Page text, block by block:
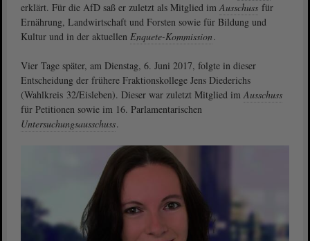
erklärt. Für die AfD saß er zuletzt als Mitglied imAusschuss für
Ernährung, Landwirtschaft und Forsten sowie für Bildung und
Kultur und in der aktuellen Enquete-Kommission.
Vier Tage später, am Dienstag, 6. Juni 2017, folgte in dieser
Entscheidung der frühere Fraktionskollege Jens Diederichs
(Wahlkreis 32/Eisleben). Dieser war zuletzt Mitglied imAusschuss
für Petitionen sowie im 16. Parlamentarischen
Untersuchungsausschuss.